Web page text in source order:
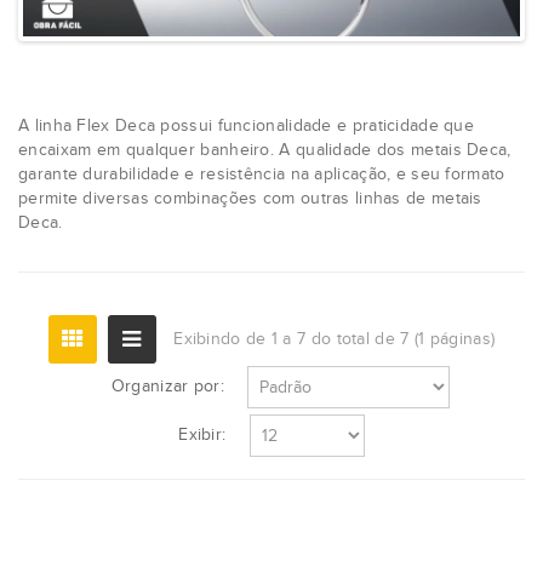
A linha Flex Deca possui funcionalidade e praticidade que
encaixam em qualquer banheiro. A qualidade dos metais Deca,
garante durabilidade e resistência na aplicação, e seu formato
permite diversas combinações com outras linhas de metais
Deca.
Exibindo de 1 a 7 do total de 7 (1 páginas)
Organizar por:
Exibir: